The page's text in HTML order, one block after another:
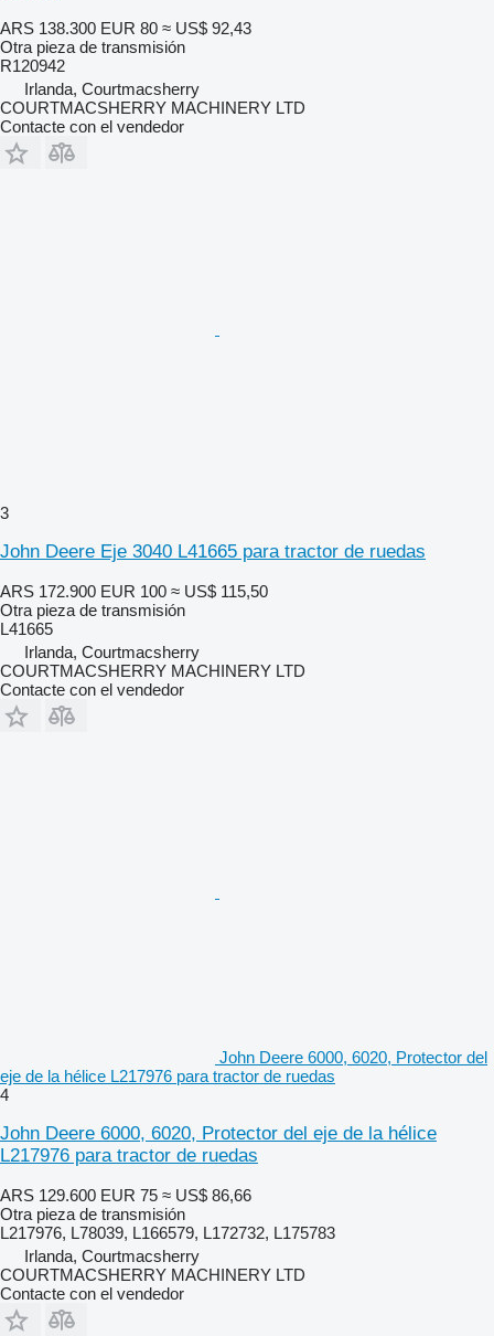
ARS 138.300 EUR 80 ≈ US$ 92,43
Otra pieza de transmisión
R120942
Irlanda, Courtmacsherry
COURTMACSHERRY MACHINERY LTD
Contacte con el vendedor
3
John Deere Eje 3040 L41665 para tractor de ruedas
ARS 172.900 EUR 100 ≈ US$ 115,50
Otra pieza de transmisión
L41665
Irlanda, Courtmacsherry
COURTMACSHERRY MACHINERY LTD
Contacte con el vendedor
John Deere 6000, 6020, Protector del
eje de la hélice L217976 para tractor de ruedas
4
John Deere 6000, 6020, Protector del eje de la hélice
L217976 para tractor de ruedas
ARS 129.600 EUR 75 ≈ US$ 86,66
Otra pieza de transmisión
L217976, L78039, L166579, L172732, L175783
Irlanda, Courtmacsherry
COURTMACSHERRY MACHINERY LTD
Contacte con el vendedor